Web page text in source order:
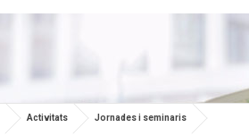
Activitats Jornades i seminaris